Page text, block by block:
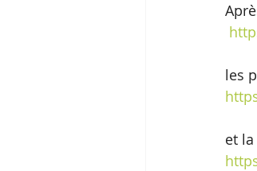
Organisation
les
et